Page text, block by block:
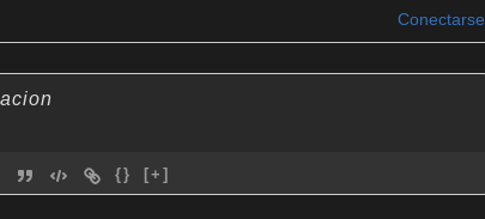
Conectarse
{} [+]